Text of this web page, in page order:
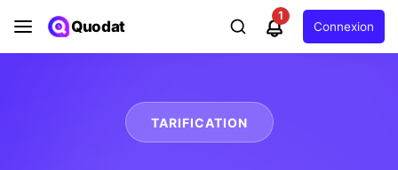
Quodat
1
Connexion
TARIFICATION